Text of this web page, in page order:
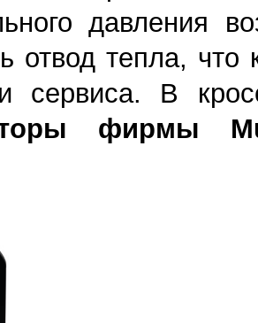
давления
отвод тепла, что
сервиса. В
фирмы